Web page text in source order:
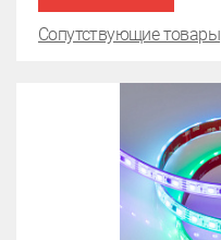
Сопутствующие товары